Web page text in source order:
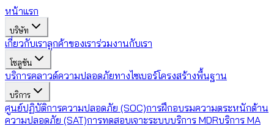
หน้าแรก
บริษัท
เกี่ยวกับเราลูกค้าของเราร่วมงานกับเรา
โซลูชัน
บริการคลาวด์ความปลอดภัยทางไซเบอร์โครงสร้างพื้นฐาน
บริการ
ศูนย์ปฏิบัติการความปลอดภัย (SOC)การฝึกอบรมความตระหนักด้าน
ความปลอดภัย (SAT)การทดสอบเจาะระบบบริการ MDRบริการ MA